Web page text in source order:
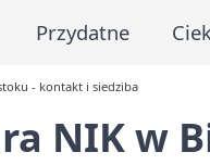
Przydatne
- kontakt i siedziba
NIK w